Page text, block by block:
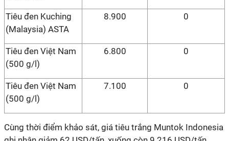
Tiêu đen Kuching
(Malaysia) ASTA
8.900 0
Tiêu đen Việt Nam
(500 g/l)
6.800 0
Tiêu đen Việt Nam
(500 g/l)
7.100 0
Cùng thời điểm khảo sát, giá tiêu trắng Muntok Indonesia